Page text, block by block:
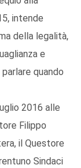
intende
della legalità,
e
quando
2016 alle
Filippo
il Questore
Sindaci